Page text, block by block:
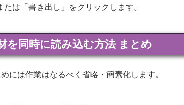
は「書き出し」をクリックします。
を同時に読み込む方法 まとめ
には作業はなるべく省略・簡素化します。